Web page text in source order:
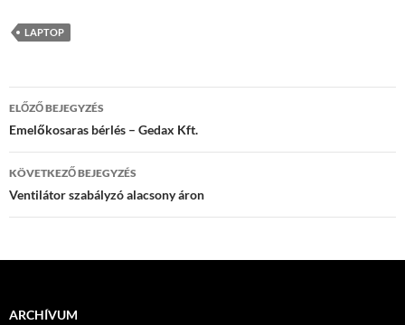
LAPTOP
Bejegyzések
navigációja
ELŐZŐ BEJEGYZÉS
Emelőkosaras bérlés – Gedax Kft.
KÖVETKEZŐ BEJEGYZÉS
Ventilátor szabályzó alacsony áron
ARCHÍVUM